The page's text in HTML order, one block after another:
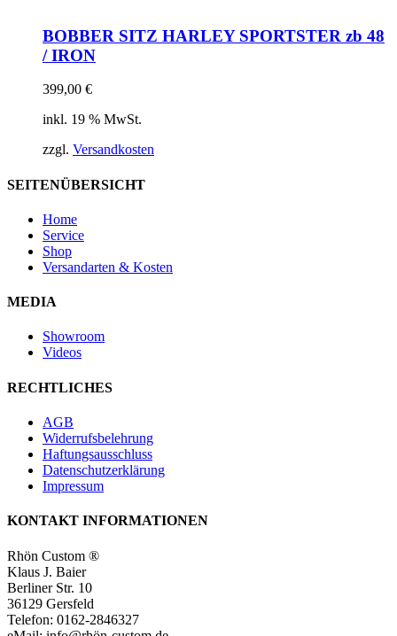
BOBBER SITZ HARLEY SPORTSTER zb 48
/ IRON
399,00 €
inkl. 19 % MwSt.
zzgl. Versandkosten
SEITENÜBERSICHT
Home
Service
Shop
Versandarten & Kosten
MEDIA
Showroom
Videos
RECHTLICHES
AGB
Widerrufsbelehrung
Haftungsausschluss
Datenschutzerklärung
Impressum
KONTAKT INFORMATIONEN
Rhön Custom ®
Klaus J. Baier
Berliner Str. 10
36129 Gersfeld
Telefon: 0162-2846327